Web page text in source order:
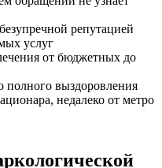
репутацией
услуг
от бюджетных до
полного выздоровления
недалеко от метро